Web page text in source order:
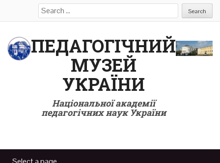
Search
for:
ПЕДАГОГІЧНИЙ
МУЗЕЙ
УКРАЇНИ
Національної академії
педагогічних наук України